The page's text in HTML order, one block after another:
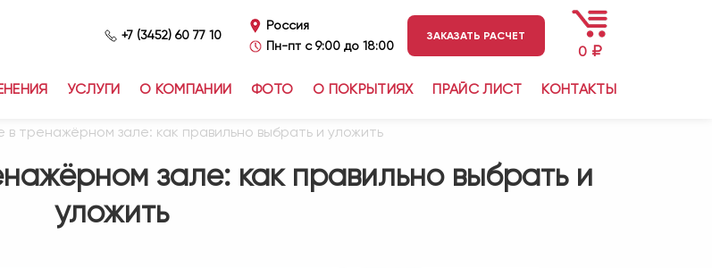
+7 (3452) 60 77 10
Россия
Пн-пт с 9:00 до 18:00
ЗАКАЗАТЬ РАСЧЕТ
0₽
УСЛУГИ О КОМПАНИИ ФОТО О ПОКРЫТИЯХ ПРАЙС ЛИСТ КОНТАКТЫ
в тренажёрном зале: как правильно выбрать и уложить
зале: как правильно выбрать и
уложить